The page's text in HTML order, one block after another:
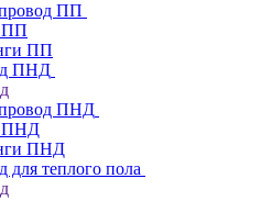
ПП
ПП
ПП
ПНД
ПНД
ПНД
ПНД
для теплого пола